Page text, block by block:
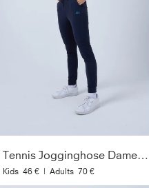
Tennis Jogginghose Damen & Mädchen, navy blau
Kids 46 € | Adults 70 €